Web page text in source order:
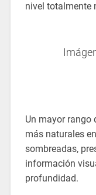
nivel totalmente
Un mayor rango
más naturales
sombreadas,
información
profundidad.